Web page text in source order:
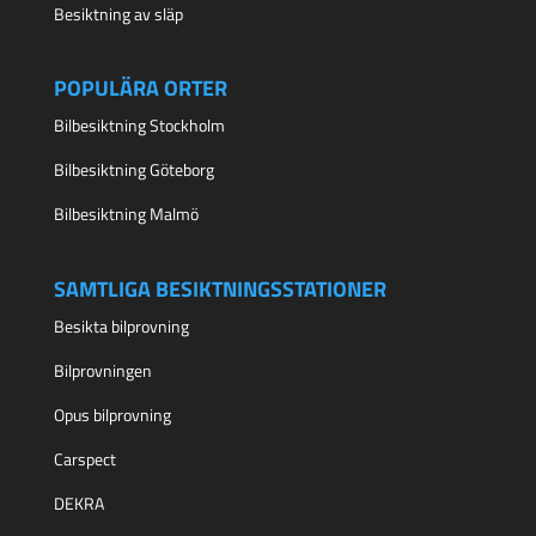
Besiktning av släp
POPULÄRA ORTER
Bilbesiktning Stockholm
Bilbesiktning Göteborg
Bilbesiktning Malmö
SAMTLIGA BESIKTNINGSSTATIONER
Besikta bilprovning
Bilprovningen
Opus bilprovning
Carspect
DEKRA